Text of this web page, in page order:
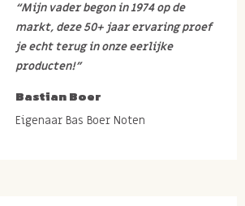
“Mijn vader begon in 1974 op de
markt, deze 50+ jaar ervaring proef
je echt terug in onze eerlijke
producten!”
Bastian Boer
Eigenaar Bas Boer Noten